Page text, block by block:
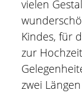
vielen
Kindes, für
zur
zwei